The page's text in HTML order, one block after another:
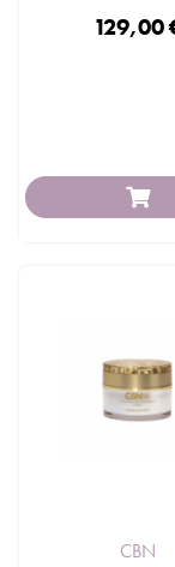
129,00
CBN